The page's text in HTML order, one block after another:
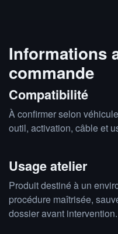
Informations
commande
Compatibilité
À confirmer selon
outil, activation, câble et
Usage atelier
Produit destiné à un
procédure maîtrisée,
dossier avant intervention.